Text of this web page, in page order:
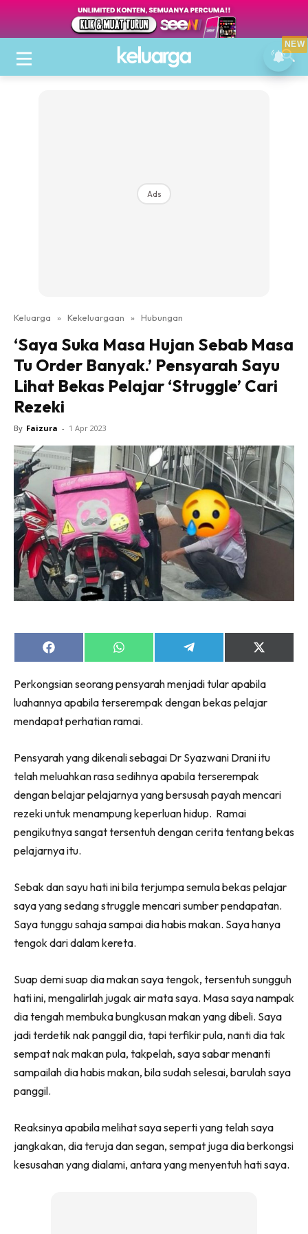
Ads
Keluarga » Kekeluargaan » Hubungan
‘Saya Suka Masa Hujan Sebab Masa
Tu Order Banyak.’ Pensyarah Sayu
Lihat Bekas Pelajar ‘Struggle’ Cari
Rezeki
By Faizura - 1 Apr 2023
Share
on
Share
on
Share
on
Share
on
(Twitter)
Perkongsian seorang pensyarah menjadi tular apabila
luahannya apabila terserempak dengan bekas pelajar
mendapat perhatian ramai.
Pensyarah yang dikenali sebagai Dr Syazwani Drani itu
telah meluahkan rasa sedihnya apabila terserempak
dengan belajar pelajarnya yang bersusah payah mencari
rezeki untuk menampung keperluan hidup. Ramai
pengikutnya sangat tersentuh dengan cerita tentang bekas
pelajarnya itu.
Sebak dan sayu hati ini bila terjumpa semula bekas pelajar
saya yang sedang struggle mencari sumber pendapatan.
Saya tunggu sahaja sampai dia habis makan. Saya hanya
tengok dari dalam kereta.
Suap demi suap dia makan saya tengok, tersentuh sungguh
hati ini, mengalirlah jugak air mata saya. Masa saya nampak
dia tengah membuka bungkusan makan yang dibeli. Saya
jadi terdetik nak panggil dia, tapi terfikir pula, nanti dia tak
sempat nak makan pula, takpelah, saya sabar menanti
sampailah dia habis makan, bila sudah selesai, barulah saya
panggil.
Reaksinya apabila melihat saya seperti yang telah saya
jangkakan, dia teruja dan segan, sempat juga dia berkongsi
kesusahan yang dialami, antara yang menyentuh hati saya.
NEW